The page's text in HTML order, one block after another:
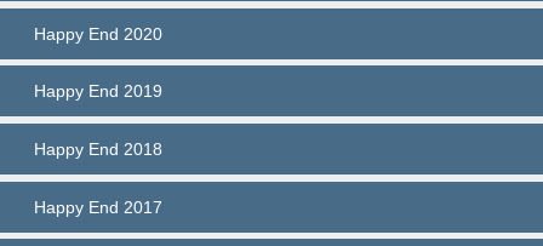
Happy End 2020
Happy End 2019
Happy End 2018
Happy End 2017